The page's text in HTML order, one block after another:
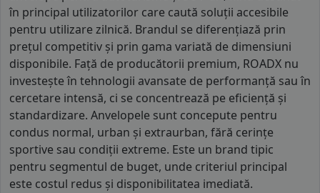
în principal utilizatorilor care caută soluții accesibile
pentru utilizare zilnică. Brandul se diferențiază prin
prețul competitiv și prin gama variată de dimensiuni
disponibile. Față de producătorii premium, ROADX nu
investește în tehnologii avansate de performanță sau în
cercetare intensă, ci se concentrează pe eficiență și
standardizare. Anvelopele sunt concepute pentru
condus normal, urban și extraurban, fără cerințe
sportive sau condiții extreme. Este un brand tipic
pentru segmentul de buget, unde criteriul principal
este costul redus și disponibilitatea imediată.